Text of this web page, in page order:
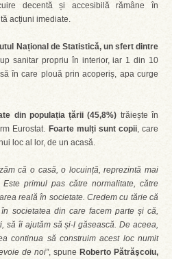
decentă și accesibilă rămâne în
acțiuni imediate.
Național de Statistică, un sfert dintre
sanitar propriu în interior, iar 1 din 10
în care plouă prin acoperiș, apa curge
din populația țării (45,8%) trăiește în
Eurostat. Foarte mulți sunt copii, care
loc al lor, de un acasă.
că o casă, o locuință, reprezintă mai
primul pas către normalitate, către
reală în societate. Credem cu tărie că
societatea din care facem parte și că,
să îi ajutăm să și-l găsească. De aceea,
continua să construim acest loc numit
de noi”, spune Roberto Pătrăşcoiu,